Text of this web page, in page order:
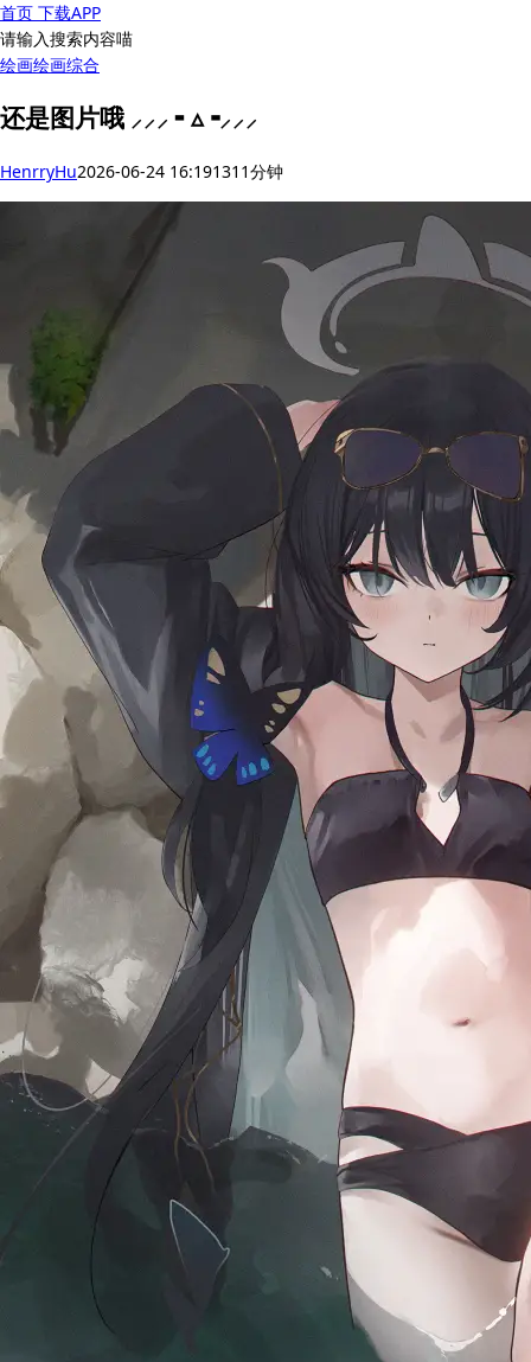
首页 下载APP
请输入搜索内容喵
绘画绘画综合
还是图片哦 ⸝⸝⸝ ╸▵╺⸝⸝⸝
HenrryHu2026-06-24 16:19131 1分钟